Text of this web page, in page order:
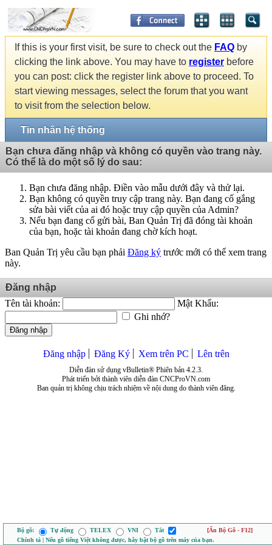
If this is your first visit, be sure to check out the FAQ by
clicking the link above. You may have to register before
you can post: click the register link above to proceed. To
start viewing messages, select the forum that you want
to visit from the selection below.
Tin nhắn hệ thống
Bạn chưa đăng nhập và không có quyền vào trang này.
Có thể là do một số lý do sau:
Bạn chưa đăng nhập. Điền vào mẫu dưới đây và thử lại.
Bạn không có quyền truy cập trang này. Bạn đang cố gắng
sửa bài viết của ai đó hoặc truy cập quyền của Admin?
Nếu bạn đang cố gửi bài, Ban Quản Trị đã đóng tài khoản
của bạn, hoặc tài khoản đang chờ kích hoạt.
Ban Quản Trị yêu cầu bạn phải Đăng ký trước mới có thể xem trang
này.
Đăng nhập
Tên tài khoản:
Mật Khẩu:
Ghi nhớ?
Đăng nhập
Đăng nhập Đăng Ký Xem trên PC Lên trên
Diễn đàn sử dụng vBulletin® Phiên bản 4.2.3.
Phát triển bởi thành viên diễn đàn CNCProVN.com
Ban quản trị không chịu trách nhiệm về nội dung do thành viên đăng.
Bộ gõ: Tự động TELEX VNI Tắt
[Ẩn Bộ Gõ - F12]
Chính tả | Nếu gõ tiếng Việt không được, hãy bật bộ gõ trên máy của bạn.